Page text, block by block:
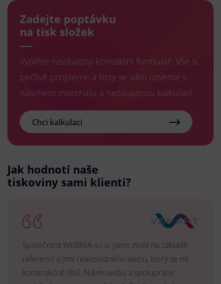
Zadejte poptávku
na tisk složek
Vyplňte nezávazný kontaktní formulář. Vše si
pečlivě projdeme a brzy se vám ozveme s
návrhem materiálu a nezávaznou kalkulací.
Chci kalkulaci
Jak hodnotí naše
tiskoviny sami klienti?
Společnost WEBNIA s.r.o. jsem zvolil na základě
referencí a jimi realizovaného webu, který se mi
konstrukčně libíl. Návrh webu a spolupráce